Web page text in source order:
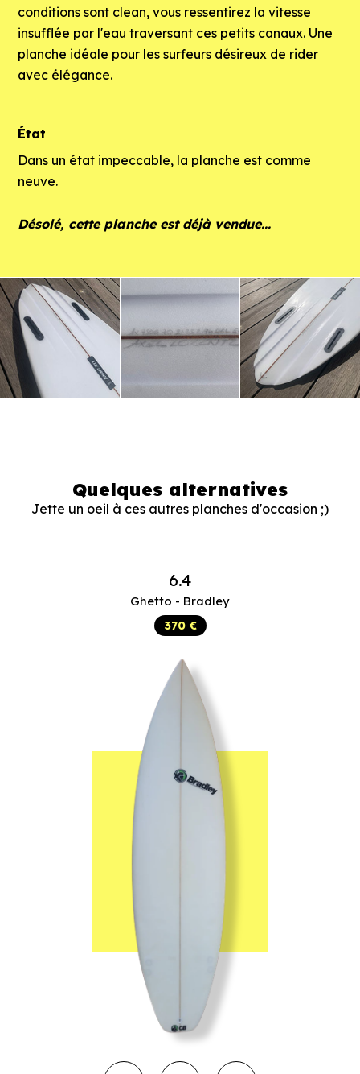
conditions sont clean, vous ressentirez la vitesse
insufflée par l'eau traversant ces petits canaux. Une
planche idéale pour les surfeurs désireux de rider
avec élégance.
État
Dans un état impeccable, la planche est comme
neuve.
Désolé, cette planche est déjà vendue...
Quelques alternatives
Jette un oeil à ces autres planches d'occasion ;)
6.4
Ghetto - Bradley
370 €